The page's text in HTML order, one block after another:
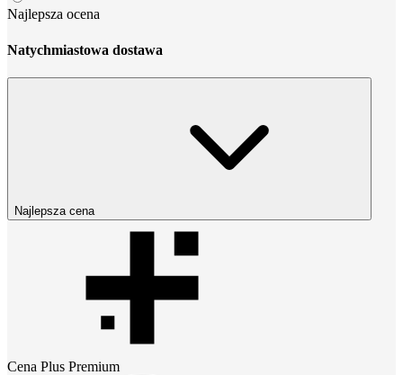
Najlepsza ocena
Natychmiastowa dostawa
Najlepsza cena
Cena Plus Premium